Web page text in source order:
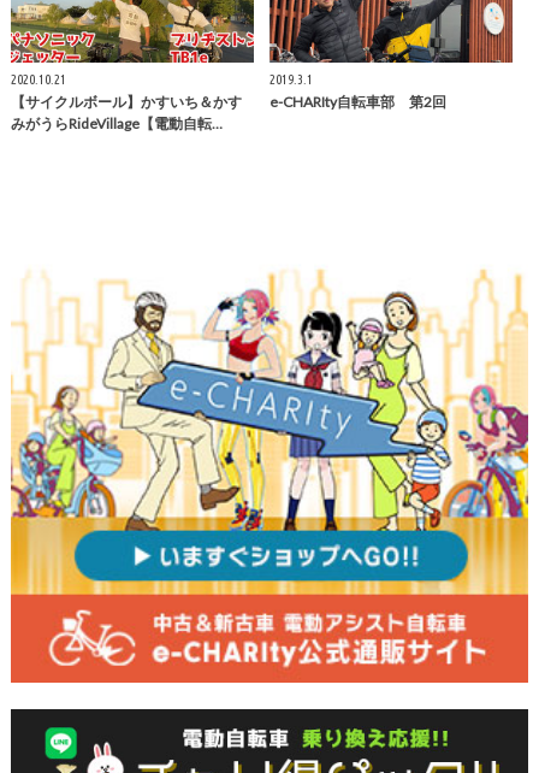
2020.10.21
【サイクルボール】かすいち＆かす
みがうらRideVillage【電動自転…
2019.3.1
e-CHARIty自転車部 第2回